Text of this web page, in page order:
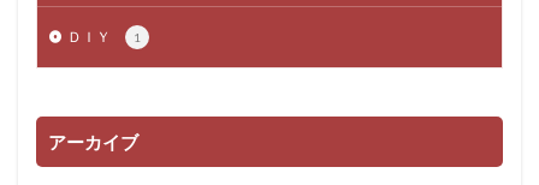
ＤＩＹ 1
アーカイブ